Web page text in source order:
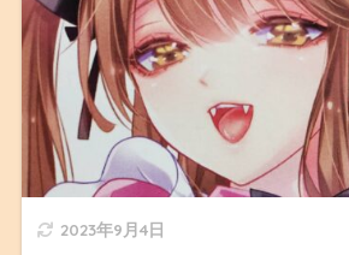
2023年9月4日